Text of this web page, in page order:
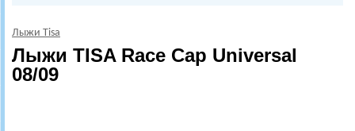
Лыжи Tisa
Лыжи TISA Race Cap Universal
08/09